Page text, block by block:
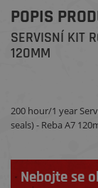
POPIS
SERVISNÍ KIT
120MM
200 hour/1 year
seals) - Reba A7
Nebojte se